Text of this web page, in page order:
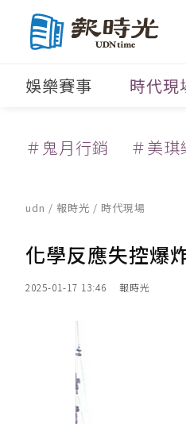
娛樂賽事 時代現
＃鬼月行銷 ＃美琪
udn / 報時光 / 時代現場
化學反應失控爆
2025-01-17 13:46 報時光